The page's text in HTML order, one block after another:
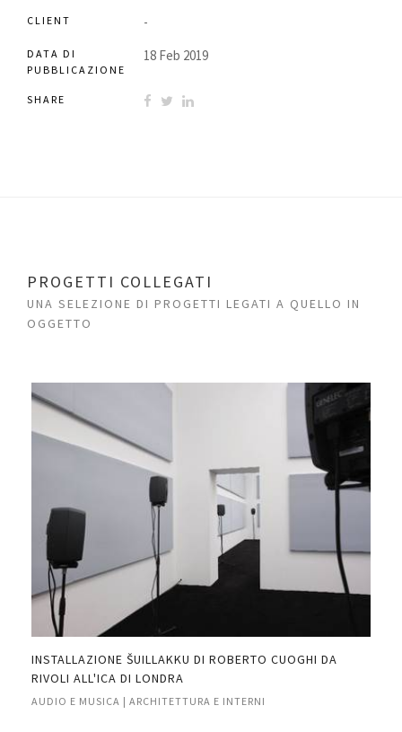
CLIENT -
DATA DI
PUBBLICAZIONE
18 Feb 2019
SHARE
PROGETTI COLLEGATI
UNA SELEZIONE DI PROGETTI LEGATI A QUELLO IN
OGGETTO
INSTALLAZIONE ŠUILLAKKU DI ROBERTO CUOGHI DA
RIVOLI ALL'ICA DI LONDRA
AUDIO E MUSICA | ARCHITETTURA E INTERNI